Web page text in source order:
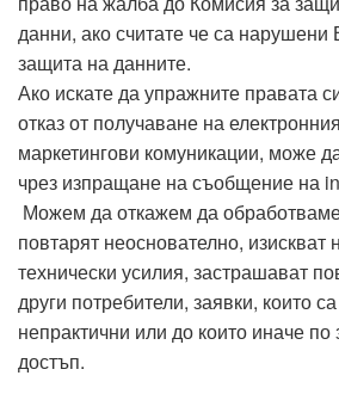
данни, ако считате че са
защита на данните.
Ако искате да упражните правата
отказ от получаване на
маркетингови комуникации, може
чрез изпращане на съобщение на
Можем да откажем да обработваме
повтарят неоснователно, изискват
технически усилия, застрашават
други потребители, заявки, които
непрактични или до които иначе по
достъп.